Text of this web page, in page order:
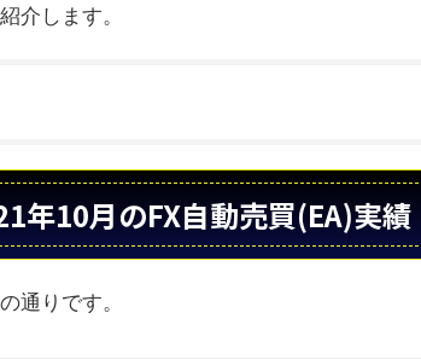
です。それぞれ気になるEAの詳細については、お好みのEAの画像を
ク詳細ページをご確認ください。各無料E...
介します。
年10月のFX自動売買(EA)実績
通りです。